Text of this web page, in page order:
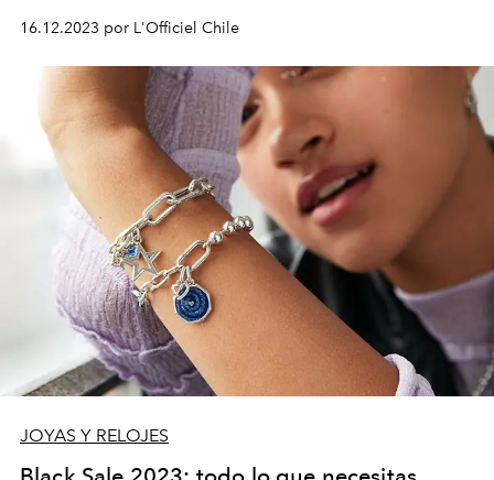
una fecha importante, siempre tendrán un significado
especial para aquellos que las usen.
16.12.2023 por L'Officiel Chile
JOYAS Y RELOJES